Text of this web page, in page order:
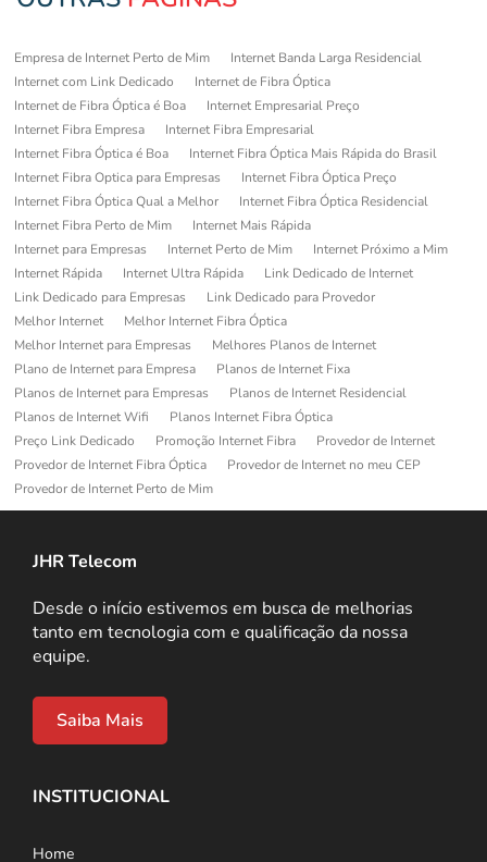
Empresa de Internet Perto de Mim
Internet Banda Larga Residencial
Internet com Link Dedicado
Internet de Fibra Óptica
Internet de Fibra Óptica é Boa
Internet Empresarial Preço
Internet Fibra Empresa
Internet Fibra Empresarial
Internet Fibra Óptica é Boa
Internet Fibra Óptica Mais Rápida do Brasil
Internet Fibra Optica para Empresas
Internet Fibra Óptica Preço
Internet Fibra Óptica Qual a Melhor
Internet Fibra Óptica Residencial
Internet Fibra Perto de Mim
Internet Mais Rápida
Internet para Empresas
Internet Perto de Mim
Internet Próximo a Mim
Internet Rápida
Internet Ultra Rápida
Link Dedicado de Internet
Link Dedicado para Empresas
Link Dedicado para Provedor
Melhor Internet
Melhor Internet Fibra Óptica
Melhor Internet para Empresas
Melhores Planos de Internet
Plano de Internet para Empresa
Planos de Internet Fixa
Planos de Internet para Empresas
Planos de Internet Residencial
Planos de Internet Wifi
Planos Internet Fibra Óptica
Preço Link Dedicado
Promoção Internet Fibra
Provedor de Internet
Provedor de Internet Fibra Óptica
Provedor de Internet no meu CEP
Provedor de Internet Perto de Mim
JHR Telecom
Desde o início estivemos em busca de melhorias
tanto em tecnologia com e qualificação da nossa
equipe.
Saiba Mais
INSTITUCIONAL
Home